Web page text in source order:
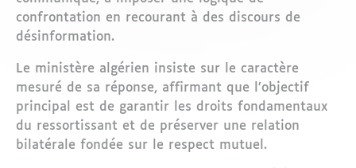
confrontation en recourant à des discours de
désinformation.
Le ministère algérien insiste sur le caractère
mesuré de sa réponse, affirmant que l’objectif
principal est de garantir les droits fondamentaux
du ressortissant et de préserver une relation
bilatérale fondée sur le respect mutuel.